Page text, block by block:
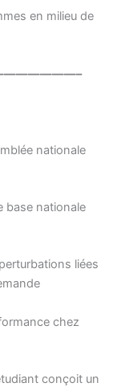
en milieu de
nationale
base nationale
liées
chez
conçoit un